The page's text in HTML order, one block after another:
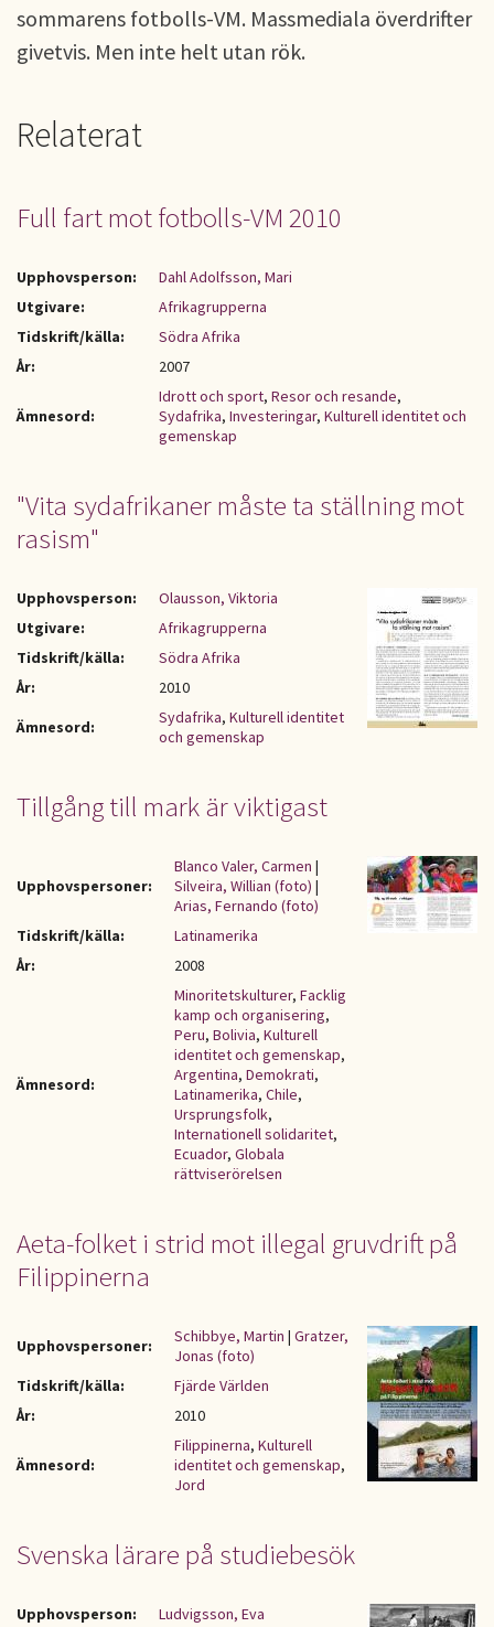
sommarens fotbolls-VM. Massmediala överdrifter
givetvis. Men inte helt utan rök.
Relaterat
Full fart mot fotbolls-VM 2010
Upphovsperson:
Dahl Adolfsson, Mari
Utgivare:
Afrikagrupperna
Tidskrift/källa:
Södra Afrika
År:
2007
Ämnesord:
Idrott och sport, Resor och resande,
Sydafrika, Investeringar, Kulturell identitet och
gemenskap
"Vita sydafrikaner måste ta ställning mot
rasism"
Upphovsperson:
Olausson, Viktoria
Utgivare:
Afrikagrupperna
Tidskrift/källa:
Södra Afrika
År:
2010
Ämnesord:
Sydafrika, Kulturell identitet
och gemenskap
Tillgång till mark är viktigast
Upphovspersoner:
Blanco Valer, Carmen |
Silveira, Willian (foto) |
Arias, Fernando (foto)
Tidskrift/källa:
Latinamerika
År:
2008
Ämnesord:
Minoritetskulturer, Facklig
kamp och organisering,
Peru, Bolivia, Kulturell
identitet och gemenskap,
Argentina, Demokrati,
Latinamerika, Chile,
Ursprungsfolk,
Internationell solidaritet,
Ecuador, Globala
rättviserörelsen
Aeta-folket i strid mot illegal gruvdrift på
Filippinerna
Upphovspersoner: Schibbye, Martin | Gratzer,
Jonas (foto)
Tidskrift/källa:
Fjärde Världen
År:
2010
Ämnesord:
Filippinerna, Kulturell
identitet och gemenskap,
Jord
Svenska lärare på studiebesök
Upphovsperson:
Ludvigsson, Eva